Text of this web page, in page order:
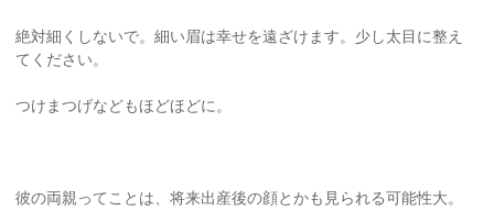
絶対細くしないで。細い眉は幸せを遠ざけます。少し太目に整え
てください。
つけまつげなどもほどほどに。
彼の両親ってことは、将来出産後の顔とかも見られる可能性大。